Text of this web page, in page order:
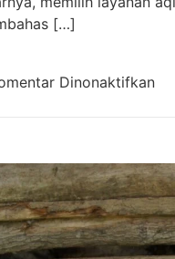
[…]
Dinonaktifkan